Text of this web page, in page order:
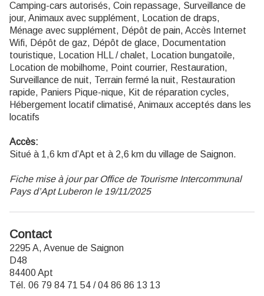
Camping-cars autorisés, Coin repassage, Surveillance de
jour, Animaux avec supplément, Location de draps,
Ménage avec supplément, Dépôt de pain, Accès Internet
Wifi, Dépôt de gaz, Dépôt de glace, Documentation
touristique, Location HLL / chalet, Location bungatoile,
Location de mobilhome, Point courrier, Restauration,
Surveillance de nuit, Terrain fermé la nuit, Restauration
rapide, Paniers Pique-nique, Kit de réparation cycles,
Hébergement locatif climatisé, Animaux acceptés dans les
locatifs
Accès:
Situé à 1,6 km d’Apt et à 2,6 km du village de Saignon.
Fiche mise à jour par Office de Tourisme Intercommunal
Pays d’Apt Luberon le 19/11/2025
Contact
2295 A, Avenue de Saignon
D48
84400 Apt
Tél. 06 79 84 71 54 / 04 86 86 13 13